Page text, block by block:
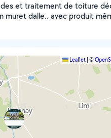
et traitement de toiture
dalle.. avec produit
Leaflet ©